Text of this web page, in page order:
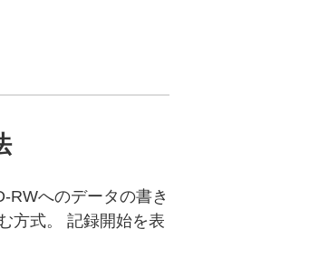
RWへのデータの書き
方式。 記録開始を表